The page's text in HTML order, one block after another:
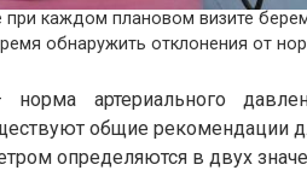
при каждом плановом визите
обнаружить отклонения от
артериального
общие рекомендации
определяются в двух